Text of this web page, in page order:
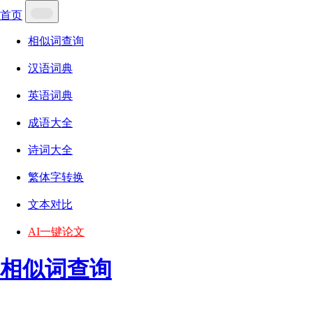
首页
相似词查询
汉语词典
英语词典
成语大全
诗词大全
繁体字转换
文本对比
AI一键论文
相似词查询